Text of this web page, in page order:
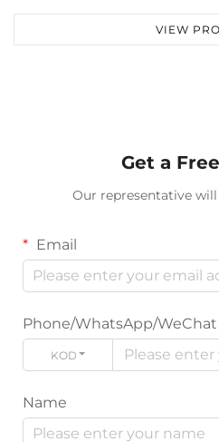
VIEW
Get a
Our representative
Email
Phone/WhatsApp/WeChat
KOD
Name